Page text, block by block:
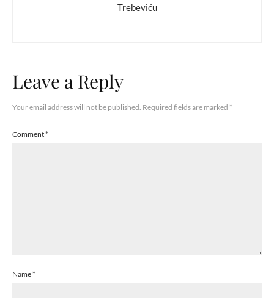
Trebeviću
Leave a Reply
Your email address will not be published. Required fields are marked *
Comment*
Name*